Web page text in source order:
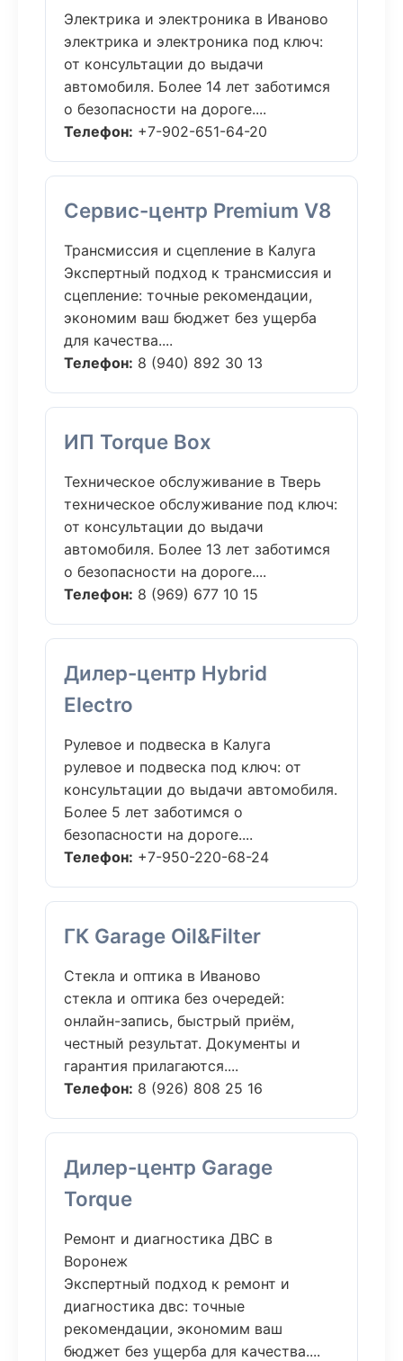
Электрика и электроника в Иваново
электрика и электроника под ключ:
от консультации до выдачи
автомобиля. Более 14 лет заботимся
о безопасности на дороге....
Телефон: +7-902-651-64-20
Сервис-центр Premium V8
Трансмиссия и сцепление в Калуга
Экспертный подход к трансмиссия и
сцепление: точные рекомендации,
экономим ваш бюджет без ущерба
для качества....
Телефон: 8 (940) 892 30 13
ИП Torque Box
Техническое обслуживание в Тверь
техническое обслуживание под ключ:
от консультации до выдачи
автомобиля. Более 13 лет заботимся
о безопасности на дороге....
Телефон: 8 (969) 677 10 15
Дилер-центр Hybrid
Electro
Рулевое и подвеска в Калуга
рулевое и подвеска под ключ: от
консультации до выдачи автомобиля.
Более 5 лет заботимся о
безопасности на дороге....
Телефон: +7-950-220-68-24
ГК Garage Oil&Filter
Стекла и оптика в Иваново
стекла и оптика без очередей:
онлайн-запись, быстрый приём,
честный результат. Документы и
гарантия прилагаются....
Телефон: 8 (926) 808 25 16
Дилер-центр Garage
Torque
Ремонт и диагностика ДВС в
Воронеж
Экспертный подход к ремонт и
диагностика двс: точные
рекомендации, экономим ваш
бюджет без ущерба для качества....